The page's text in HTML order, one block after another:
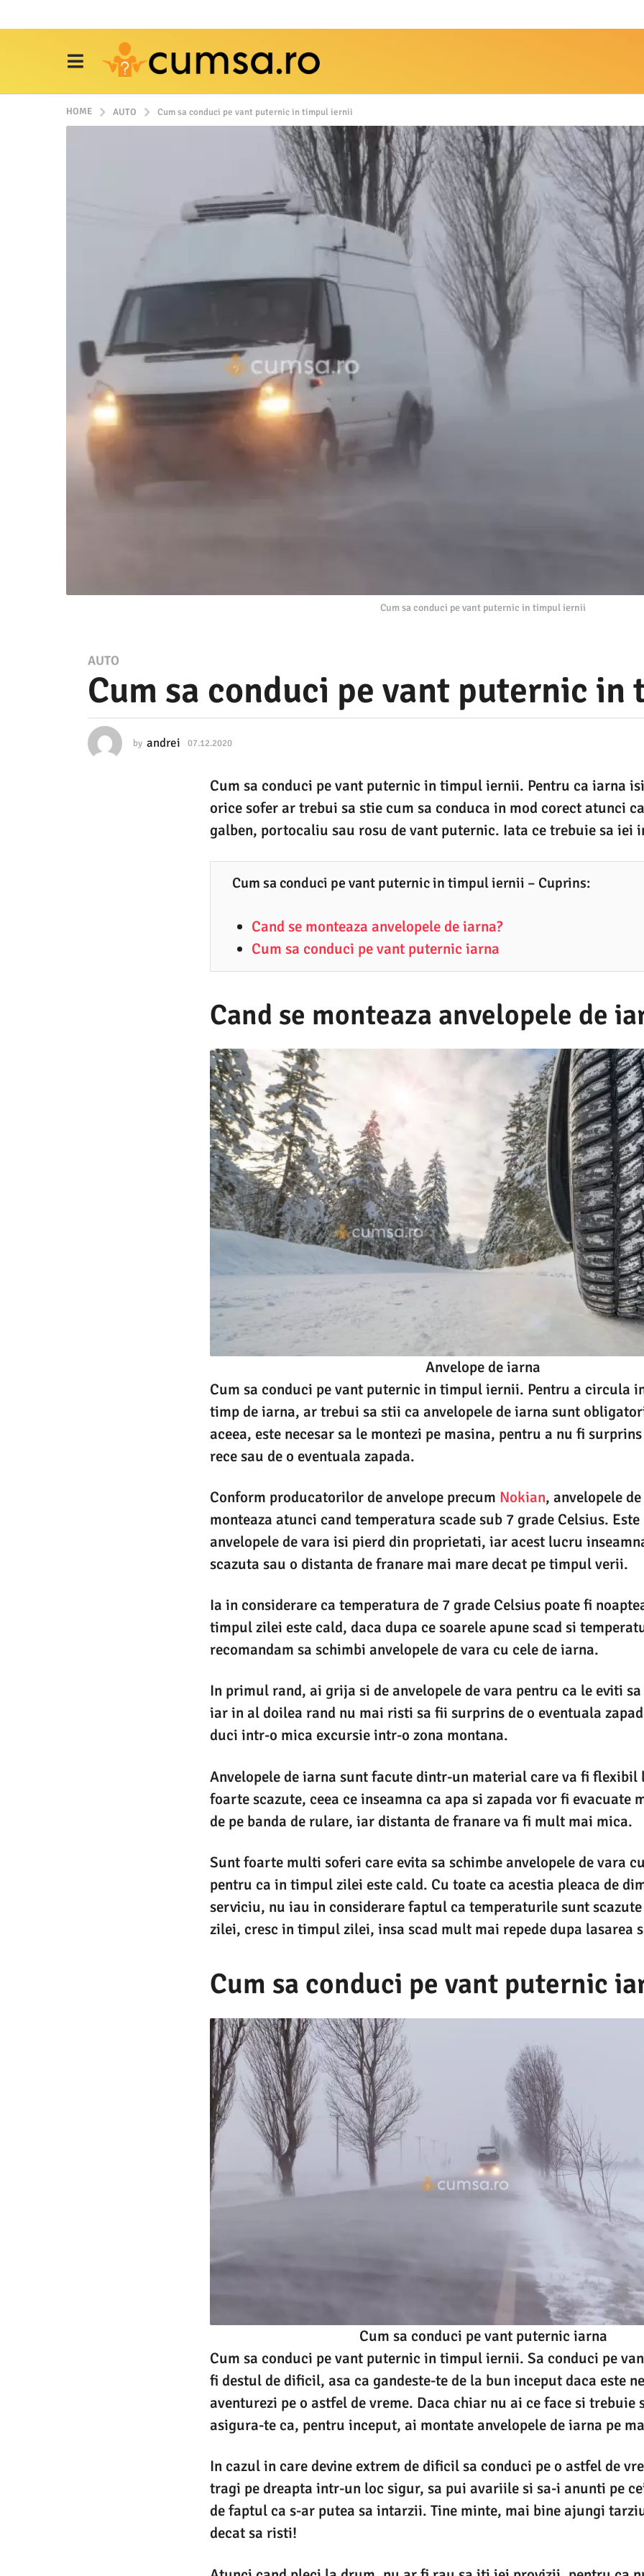
HOME AUTO Cum sa conduci pe vant puternic in timpul iernii
Cum sa conduci pe vant puternic in timpul iernii
0
7
.
1
2
AUTO
Cum sa conduci pe vant puternic
by andrei 07.12.2020
1
.
2
0
0
Cum sa conduci pe vant puternic in timpul iernii. Pentru ca iarna
orice sofer ar trebui sa stie cum sa conduca in mod corect atunci
galben, portocaliu sau rosu de vant puternic. Iata ce trebuie sa iei
Cum sa conduci pe vant puternic in timpul iernii – Cuprins:
Cand se monteaza anvelopele de iarna?
Cum sa conduci pe vant puternic iarna
Cand se monteaza anvelopele de
Anvelope de iarna
Cum sa conduci pe vant puternic in timpul iernii. Pentru a circula
timp de iarna, ar trebui sa stii ca anvelopele de iarna sunt
aceea, este necesar sa le montezi pe masina, pentru a nu fi
rece sau de o eventuala zapada.
Conform producatorilor de anvelope precum Nokian, anvelopele
monteaza atunci cand temperatura scade sub 7 grade Celsius.
anvelopele de vara isi pierd din proprietati, iar acest lucru
scazuta sau o distanta de franare mai mare decat pe timpul verii.
Ia in considerare ca temperatura de 7 grade Celsius poate fi
timpul zilei este cald, daca dupa ce soarele apune scad si
recomandam sa schimbi anvelopele de vara cu cele de iarna.
In primul rand, ai grija si de anvelopele de vara pentru ca le eviti
iar in al doilea rand nu mai risti sa fii surprins de o eventuala
duci intr-o mica excursie intr-o zona montana.
Anvelopele de iarna sunt facute dintr-un material care va fi
foarte scazute, ceea ce inseamna ca apa si zapada vor fi evacuate
de pe banda de rulare, iar distanta de franare va fi mult mai mica.
Sunt foarte multi soferi care evita sa schimbe anvelopele de vara
pentru ca in timpul zilei este cald. Cu toate ca acestia pleaca de
serviciu, nu iau in considerare faptul ca temperaturile sunt
zilei, cresc in timpul zilei, insa scad mult mai repede dupa lasarea
Cum sa conduci pe vant puternic
Cum sa conduci pe vant puternic iarna
Cum sa conduci pe vant puternic in timpul iernii. Sa conduci pe
fi destul de dificil, asa ca gandeste-te de la bun inceput daca este
aventurezi pe o astfel de vreme. Daca chiar nu ai ce face si trebuie
asigura-te ca, pentru inceput, ai montate anvelopele de iarna pe
In cazul in care devine extrem de dificil sa conduci pe o astfel de
tragi pe dreapta intr-un loc sigur, sa pui avariile si sa-i anunti pe
de faptul ca s-ar putea sa intarzii. Tine minte, mai bine ajungi
decat sa risti!